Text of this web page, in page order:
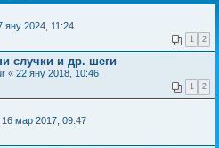
яну 2024, 11:24
1 2
случки и др. шеги
« 22 яну 2018, 10:46
1 2
16 мар 2017, 09:47